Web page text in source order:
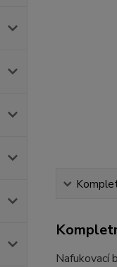
Nafukovací